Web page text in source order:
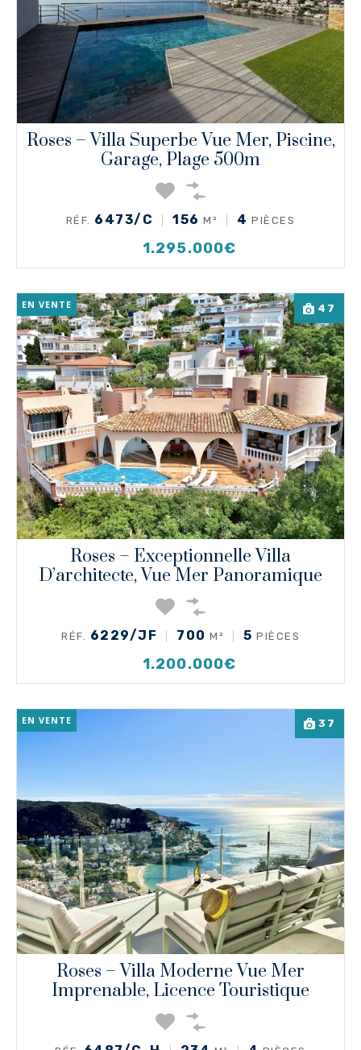
Roses – Villa Superbe Vue Mer, Piscine,
Garage, Plage 500m
RÉF. 6473/C 156 M² 4 PIÈCES
1.295.000€
47
EN VENTE
Roses – Exceptionnelle Villa
D’architecte, Vue Mer Panoramique
RÉF. 6229/JF 700 M² 5 PIÈCES
1.200.000€
37
EN VENTE
Roses – Villa Moderne Vue Mer
Imprenable, Licence Touristique